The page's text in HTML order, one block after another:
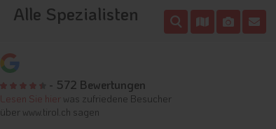
Alle Spezialisten
- 572 Bewertungen
Lesen Sie hierwas zufriedene Besucher
über www.tirol.ch sagen